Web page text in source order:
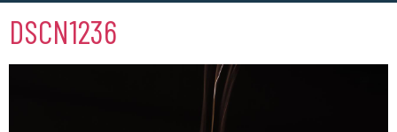
DSCN1236